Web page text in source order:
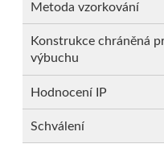
Metoda vzorkování
Konstrukce chráněná
výbuchu
Hodnocení IP
Schválení